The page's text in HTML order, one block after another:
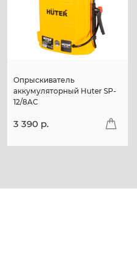
Опрыскиватель
аккумуляторный Huter SP-
12/8AC
3 390 p.